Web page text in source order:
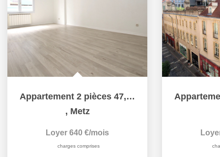
Appartement 2 pièces 47,20 m² avec Parking sécurisé à louer...
, Metz
Loyer 640 €/mois
charges comprises